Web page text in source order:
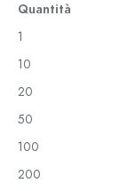
Quantità
1
10
20
50
100
200